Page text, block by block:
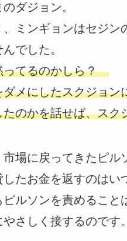
ダジョン。
、ミンギョンはセジ
でした。
ってるのかしら？
ダメにしたスクジョン
たのかを話せば、スク
場に戻ってきたピル
したお金を返すのはい
ピルソンを責めること
さしく接するのです。